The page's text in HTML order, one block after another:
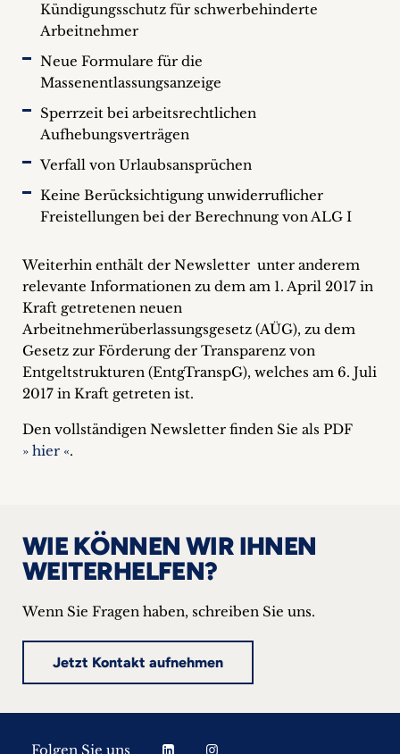
Blog
&
Podcasts
Team
Philosophie
Presseanfragen
Kontakt
Kündigungsschutz für schwerbehinderte
Arbeitnehmer
Neue Formulare für die
Massenentlassungsanzeige
Sperrzeit bei arbeitsrechtlichen
Aufhebungsverträgen
Verfall von Urlaubsansprüchen
Keine Berücksichtigung unwiderruflicher
Freistellungen bei der Berechnung von ALG I
Weiterhin enthält der Newsletter unter anderem
relevante Informationen zu dem am 1. April 2017 in
Kraft getretenen neuen
Arbeitnehmerüberlassungsgesetz (AÜG), zu dem
Gesetz zur Förderung der Transparenz von
Entgeltstrukturen (EntgTranspG), welches am 6. Juli
2017 in Kraft getreten ist.
Den vollständigen Newsletter finden Sie als PDF
» hier «.
WIE KÖNNEN WIR IHNEN
WEITERHELFEN?
Wenn Sie Fragen haben, schreiben Sie uns.
Jetzt Kontakt aufnehmen
Folgen Sie uns